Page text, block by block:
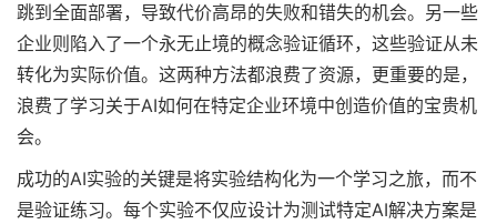
跳到全面部署，导致代价高昂的失败和错失的机会。另一些
企业则陷入了一个永无止境的概念验证循环，这些验证从未
转化为实际价值。这两种方法都浪费了资源，更重要的是，
浪费了学习关于AI如何在特定企业环境中创造价值的宝贵机
会。
成功的AI实验的关键是将实验结构化为一个学习之旅，而不
是验证练习。每个实验不仅应设计为测试特定AI解决方案是